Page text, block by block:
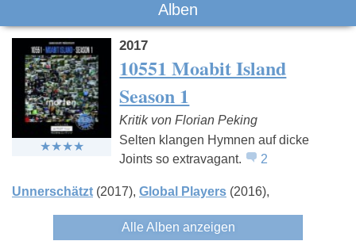
Alben
2017
10551 Moabit Island
Season 1
Kritik von Florian Peking
Selten klangen Hymnen auf dicke
Joints so extravagant.
2
Unnerschätzt (2017) Global Players (2016)
Alle Alben anzeigen